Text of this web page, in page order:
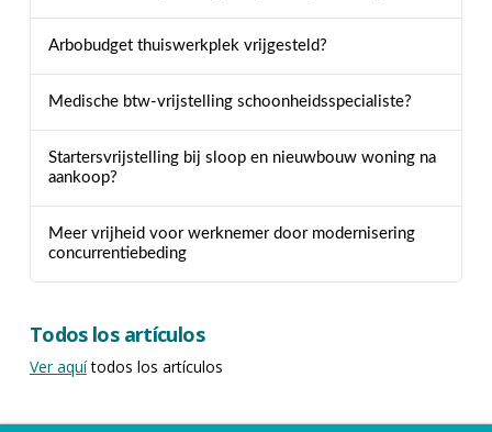
Arbobudget thuiswerkplek vrijgesteld?
Medische btw-vrijstelling schoonheidsspecialiste?
Startersvrijstelling bij sloop en nieuwbouw woning na
aankoop?
Meer vrijheid voor werknemer door modernisering
concurrentiebeding
Todos los artículos
Ver aquítodos los artículos